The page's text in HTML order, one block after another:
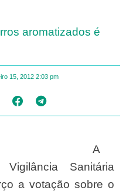
aromatizados é
15, 2012 2:03 pm
A
Sanitária
a votação sobre o